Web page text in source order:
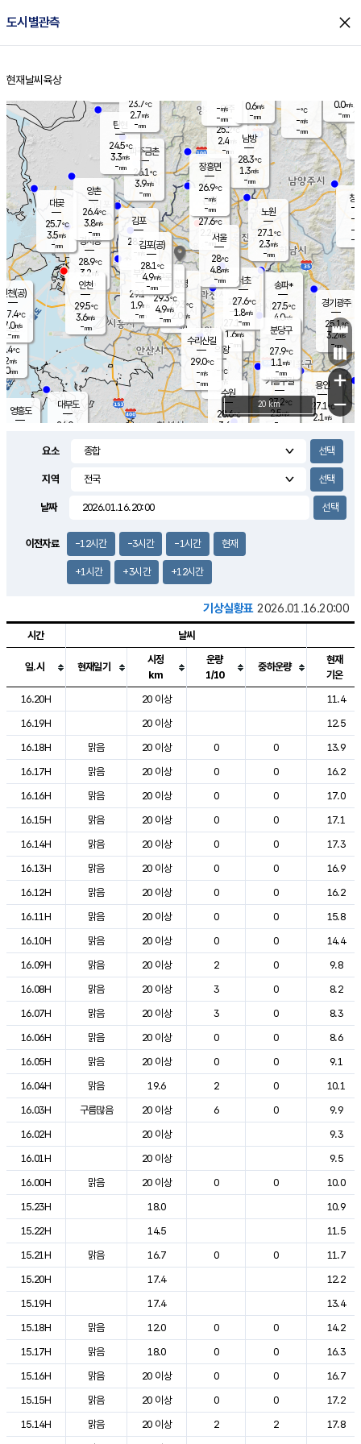
도시별관측 close
홈
현재날씨 육상
의도
℃
m/s
mm
영흥도
양주
25.2℃
2.4
-mm
과천
27.1℃
1.6m/s
- mm
용인
27.1℃
2.1 m/s
경기광주
25.1℃
3.2m/s
-mm
1.5m/s
대부도
24.0
14.5
경서동
28.9℃
3.2 m/s
-mm
파주금촌
26.1℃
3.9m/s
-mm
-℃
-m/s
-mm
대곶
25.7℃
3.5m/s
-mm
창
-
-m/
-
탄현
24.5℃
3.3m/s
-mm
0.0m/s
-mm
의왕
- ℃
m/s
mm
김포
28.3℃
-m/s
mm
광명
29.3 ℃
2.0 m/s
-mm
부천
29.1℃
1.9m/s
-mm
양촌
26.4℃
3.8m/s
-mm
구로
29.3℃
4.9m/s
-mm
은평
27.6℃
2.2 m/s
- mm
노원
27.1℃
2.3m/s
-mm
송파*
27.5℃
4.0m/s
-mm
서초
27.6℃
1.8m/s
-mm
남방
28.3℃
1.3m/s
-mm
기흥구갈
27.2℃
2.5m/s
-
수리산길
29.0℃
-m/s
-mm
분당구
27.9℃
1.1 m/s
-mm
장흥면
26.9℃
-m/s
-mm
-m/s
-mm
인천(공)
27.4℃
7.0m/s
-mm
김포(공)
28.1℃
4.9m/s
-mm
수원
28.6℃
3.6 m/s
인천
29.5℃
3.6m/s
-mm
서울
28℃
4.8m/s
-mm
23.7℃
2.7m/s
-mm
0.6m/s
-mm
+
−
20 km
요소
지역
날짜
이전자료 -12시간 -3시간 -1시간 현재
+1시간 +3시간 +12시간
기상실황표 2026.01.16.20:00
도시별 기상실황표로 지점, 날씨, 기온, 강수, 바람, 기압등을 안내한 표입
시간 날씨
일.시 현재일기
시정
km
운량
1/10
중하운량
현재
기온
16.20H
20 이상
11.4
16.19H
20 이상
12.5
16.18H
맑음 20 이상 0 0
13.9
16.17H
맑음 20 이상 0 0
16.2
16.16H
맑음 20 이상 0 0
17.0
16.15H
맑음 20 이상 0 0
17.1
16.14H
맑음 20 이상 0 0
17.3
16.13H
맑음 20 이상 0 0
16.9
16.12H
맑음 20 이상 0 0
16.2
16.11H
맑음 20 이상 0 0
15.8
16.10H
맑음 20 이상 0 0
14.4
16.09H
맑음 20 이상 2 0
9.8
16.08H
맑음 20 이상 3 0
8.2
16.07H
맑음 20 이상 3 0
8.3
16.06H
맑음 20 이상 0 0
8.6
16.05H
맑음 20 이상 0 0
9.1
16.04H
맑음 19.6 2 0
10.1
16.03H
구름많음 20 이상 6 0
9.9
16.02H
20 이상
9.3
16.01H
20 이상
9.5
16.00H
맑음 20 이상 0 0
10.0
15.23H
18.0
10.9
15.22H
14.5
11.5
15.21H
맑음 16.7 0 0
11.7
15.20H
17.4
12.2
15.19H
17.4
13.4
15.18H
맑음 12.0 0 0
14.2
15.17H
맑음 18.0 0 0
16.3
15.16H
맑음 20 이상 0 0
16.7
15.15H
맑음 20 이상 0 0
17.2
15.14H
맑음 20 이상 2 2
17.8